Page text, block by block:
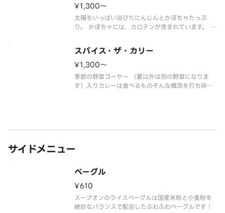
¥1,300〜
太陽をいっぱい浴びたにんじんとかぼちゃたっぷ
り。 かぼちゃには、カロテンが含まれています。 江
いわれていたそうです。 （季節や天候によって産地
が変更になる場合がございます。） 【材料】 ニンジ
ンかぼちゃ玉ネギ牛乳チ
スパイス・ザ・カリー
¥1,300〜
季節の野菜ゴーヤー （夏以外は別の野菜になりま
す）入りカレーは食べるものそんな概念を打ち砕い
ニクしょうがカレー粉チキンガラスープ
サイドメニュー
ベーグル
¥610
スープオンのライスベーグルは国産米粉と小麦粉を
絶妙なバランスで配合したふわふわべーグルです！